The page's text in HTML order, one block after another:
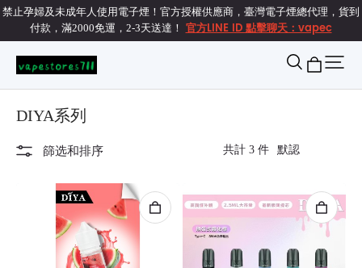
禁止孕婦及未成年人使用電子煙！官方授權供應商，臺灣電子煙總代理，貨到
付款，滿2000免運，2-3天送達！ 官方LINE ID 點擊聊天：vapec
DIYA系列
篩选和排序 共計 3 件